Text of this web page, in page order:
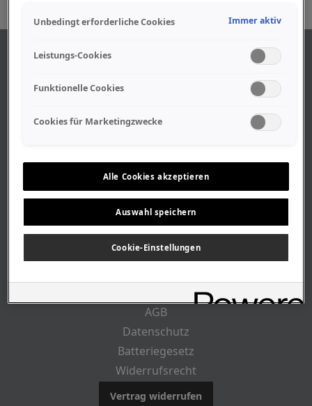
Geschäftszeiten
Stellenangebote
Geschichte
RECHTLICHES
AGB
Datenschutz
Batteriegesetz
Widerrufsrecht
Vertrag widerrufen
Unbedingt erforderliche Cookies Immer aktiv
Leistungs-Cookies
Funktionelle Cookies
Cookies für Marketingzwecke
Alle Cookies akzeptieren
Auswahl speichern
Cookie-Einstellungen